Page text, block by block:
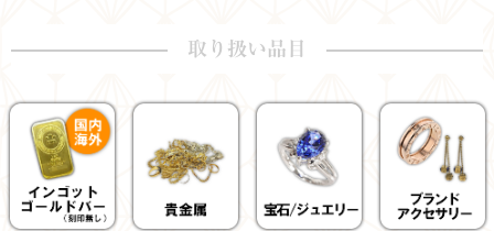
取り扱い品目